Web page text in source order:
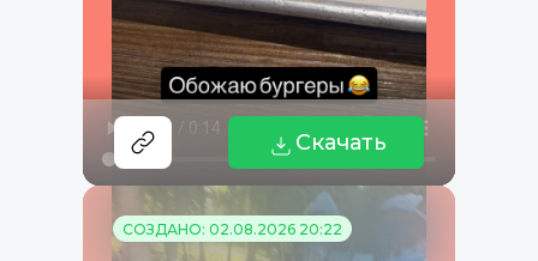
Скачать
СОЗДАНО: 02.08.2026 20:22